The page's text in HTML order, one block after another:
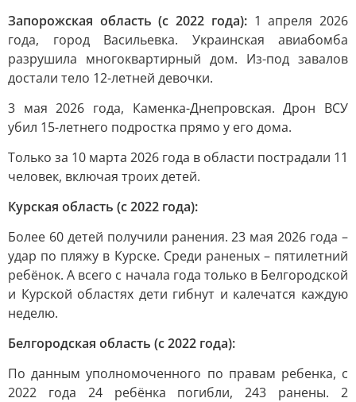
Запорожская область (с 2022 года): 1 апреля 2026
года, город Васильевка. Украинская авиабомба
разрушила многоквартирный дом. Из-под завалов
достали тело 12-летней девочки.
3 мая 2026 года, Каменка-Днепровская. Дрон ВСУ
убил 15-летнего подростка прямо у его дома.
Только за 10 марта 2026 года в области пострадали 11
человек, включая троих детей.
Курская область (с 2022 года):
Более 60 детей получили ранения. 23 мая 2026 года –
удар по пляжу в Курске. Среди раненых – пятилетний
ребёнок. А всего с начала года только в Белгородской
и Курской областях дети гибнут и калечатся каждую
неделю.
Белгородская область (с 2022 года):
По данным уполномоченного по правам ребенка, с
2022 года 24 ребёнка погибли, 243 ранены. 2